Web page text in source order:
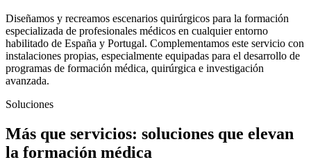
Diseñamos y recreamos escenarios quirúrgicos para la formación
especializada de profesionales médicos en cualquier entorno
habilitado de España y Portugal. Complementamos este servicio con
instalaciones propias, especialmente equipadas para el desarrollo de
programas de formación médica, quirúrgica e investigación
avanzada.
Soluciones
Más que servicios: soluciones que elevan
la formación médica